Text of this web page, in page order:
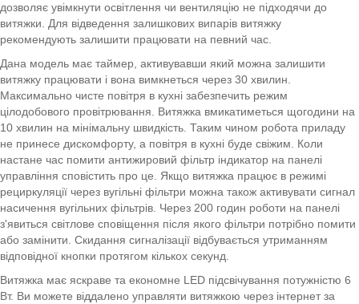
дозволяє увімкнути освітлення чи вентиляцію не підходячи до
витяжки. Для відведення залишкових випарів витяжку
рекомендують залишити працювати на певний час.
Дана модель має таймер, активувавши який можна залишити
витяжку працювати і вона вимкнеться через 30 хвилин.
Максимально чисте повітря в кухні забезпечить режим
цілодобового провітрювання. Витяжка вмикатиметься щогодини на
10 хвилин на мінімальну швидкість. Таким чином робота приладу
не принесе дискомфорту, а повітря в кухні буде свіжим. Коли
настане час помити антижировий фільтр індикатор на панелі
управління сповістить про це. Якщо витяжка працює в режимі
рециркуляції через вугільні фільтри можна також активувати сигнал
насичення вугільних фільтрів. Через 200 годин роботи на панелі
з'явиться світлове сповіщення після якого фільтри потрібно помити
або замінити. Скидання сигналізації відбувається утриманням
відповідної кнопки протягом кількох секунд.
Витяжка має яскраве та економне LED підсвічування потужністю 6
Вт. Ви можете віддалено управляти витяжкою через інтернет за